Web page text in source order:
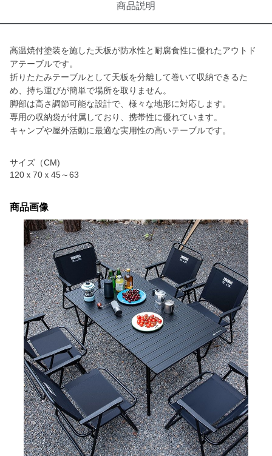
商品説明
高温焼付塗装を施した天板が防水性と耐腐食性に優れたアウトド
アテーブルです。
折りたたみテーブルとして天板を分離して巻いて収納できるた
め、持ち運びが簡単で場所を取りません。
脚部は高さ調節可能な設計で、様々な地形に対応します。
専用の収納袋が付属しており、携帯性に優れています。
キャンプや屋外活動に最適な実用性の高いテーブルです。
サイズ（CM)
120ｘ70ｘ45～63
商品画像